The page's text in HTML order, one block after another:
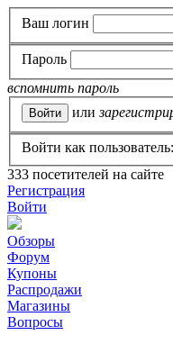
Ваш логин
Пароль
вспомнить пароль
или
Войти как пользователь:
333 посетителей на сайте
Регистрация
Войти
Обзоры
Форум
Купоны
Распродажи
Магазины
Вопросы